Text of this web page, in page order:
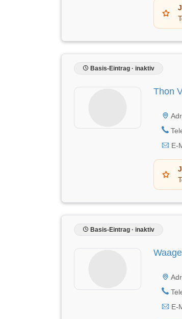
Basis-Eintrag · inaktiv
Thon
E-
Basis-Eintrag · inaktiv
E-